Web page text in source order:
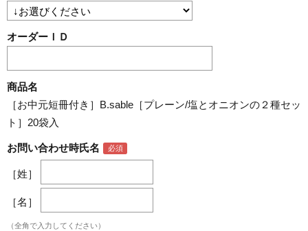
オーダーＩＤ
商品名
［お中元短冊付き］B.sable［プレーン/塩とオニオンの２種セッ
ト］20袋入
お問い合わせ時氏名
［姓］
［名］
（全角で入力してください）